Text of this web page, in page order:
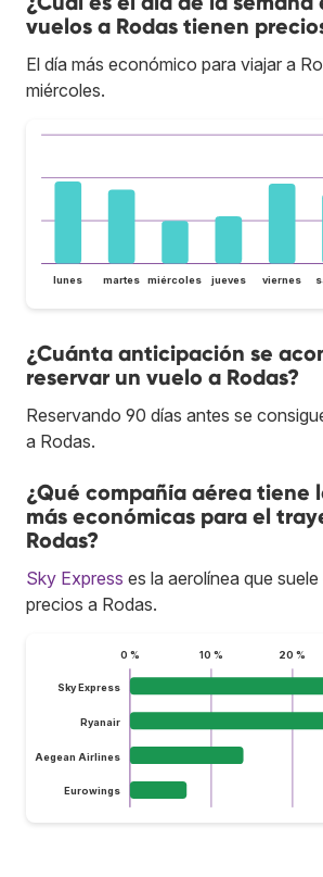
vuelos a Rodas tienen
El día más económico para viajar a
miércoles.
lunes martes miércoles jueves viernes
¿Cuánta anticipación se
reservar un vuelo a Rodas?
Reservando 90 días antes se
a Rodas.
¿Qué compañía aérea tiene
más económicas para el
Rodas?
Sky Express es la aerolínea que
precios a Rodas.
0 % 10 % 20 %
Sky Express
Ryanair
Aegean Airlines
Eurowings